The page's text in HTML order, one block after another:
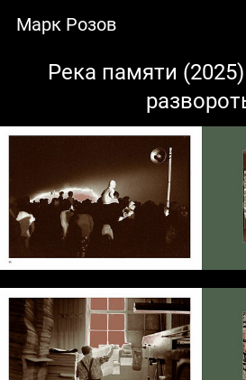
Марк Розов
Река памяти